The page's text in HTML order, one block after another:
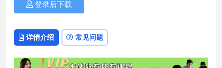
登录后下载
详情介绍 常见问题